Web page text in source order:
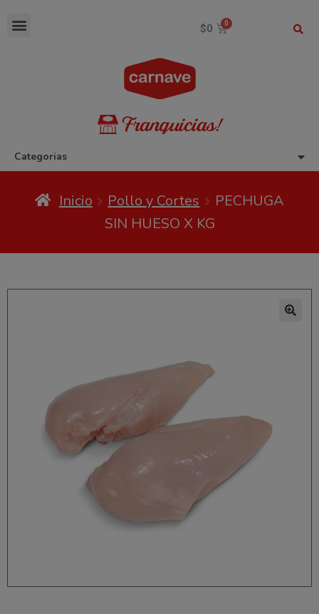
$0
Categorias
Inicio Pollo y Cortes
PECHUGA
SIN HUESO X KG